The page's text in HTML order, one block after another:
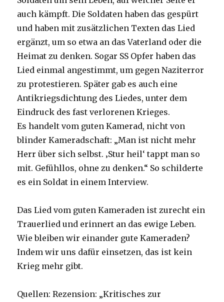
auch kämpft. Die Soldaten haben das gespürt
und haben mit zusätzlichen Texten das Lied
ergänzt, um so etwa an das Vaterland oder die
Heimat zu denken. Sogar SS Opfer haben das
Lied einmal angestimmt, um gegen Naziterror
zu protestieren. Später gab es auch eine
Antikriegsdichtung des Liedes, unter dem
Eindruck des fast verlorenen Krieges.
Es handelt vom guten Kamerad, nicht von
blinder Kameradschaft: „Man ist nicht mehr
Herr über sich selbst. ‚Stur heil‘ tappt man so
mit. Gefühllos, ohne zu denken.“ So schilderte
es ein Soldat in einem Interview.
Das Lied vom guten Kameraden ist zurecht ein
Trauerlied und erinnert an das ewige Leben.
Wie bleiben wir einander gute Kameraden?
Indem wir uns dafür einsetzen, das ist kein
Krieg mehr gibt.
Quellen: Rezension: „Kritisches zur